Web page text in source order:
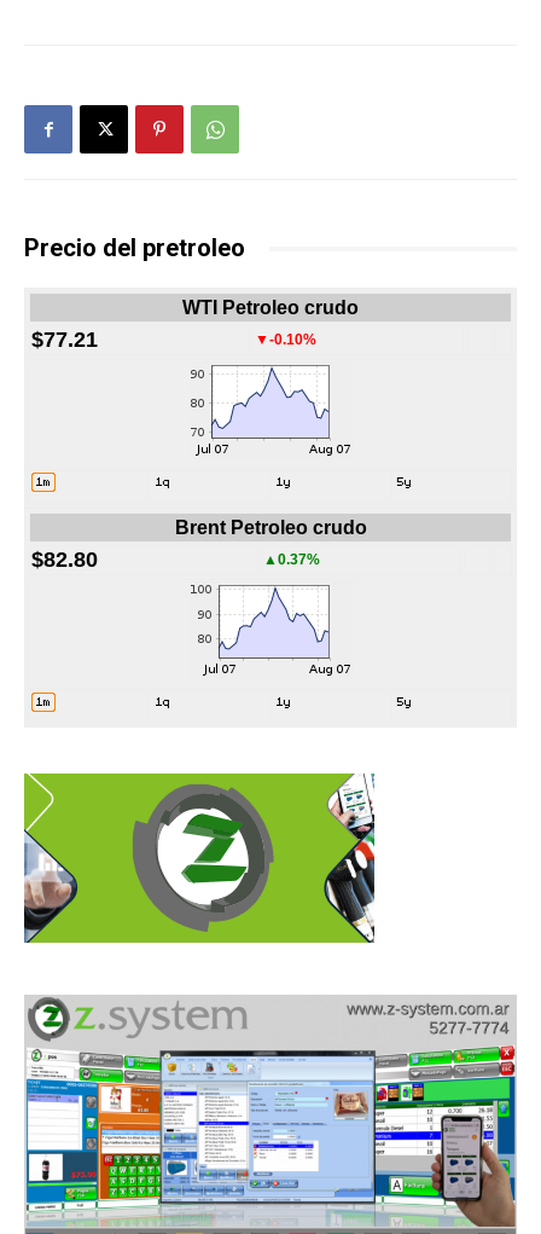
Precio del pretroleo
WTI Petroleo crudo
$77.21 ▼-0.10%
Brent Petroleo crudo
$82.80 ▲0.37%